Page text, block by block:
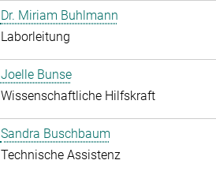
Dr. Miriam Buhlmann
Laborleitung
Joelle Bunse
Wissenschaftliche Hilfskraft
Sandra Buschbaum
Technische Assistenz